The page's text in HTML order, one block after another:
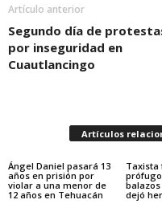
Artículo anterior
Segundo día de
por inseguridad en
Cuautlancingo
Artículos
Ángel Daniel pasará 13
años en prisión por
violar a una menor de
12 años en Tehuacán
Taxista
dejó